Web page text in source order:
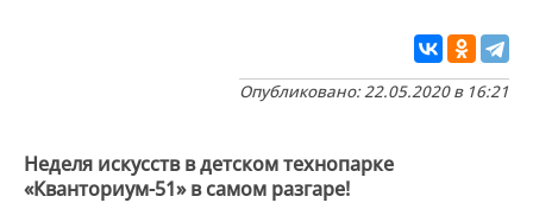
Опубликовано: 22.05.2020 в 16:21
Неделя искусств в детском технопарке
«Кванториум-51» в самом разгаре!